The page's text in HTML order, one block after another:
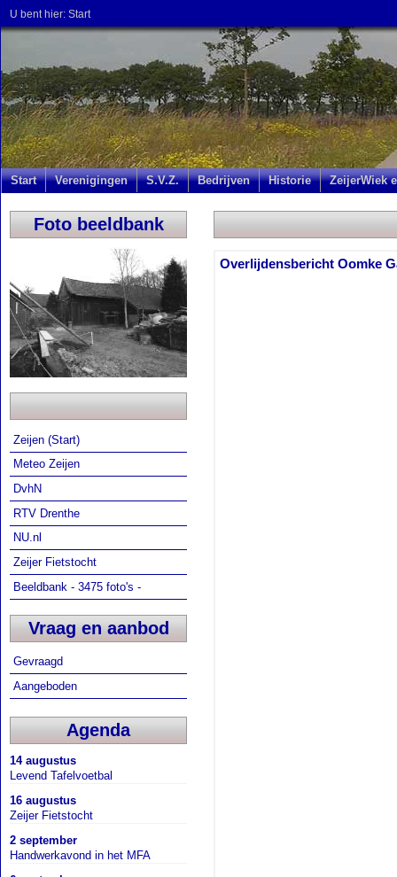
U bent hier: Start
Start Verenigingen S.V.Z. Bedrijven Historie ZeijerWiek
Foto beeldbank
Zeijen (Start)
Meteo Zeijen
DvhN
RTV Drenthe
NU.nl
Zeijer Fietstocht
Beeldbank - 3475 foto's -
Vraag en aanbod
Gevraagd
Aangeboden
Agenda
14 augustus
Levend Tafelvoetbal
16 augustus
Zeijer Fietstocht
2 september
Handwerkavond in het MFA
Overlijdensbericht Oomke